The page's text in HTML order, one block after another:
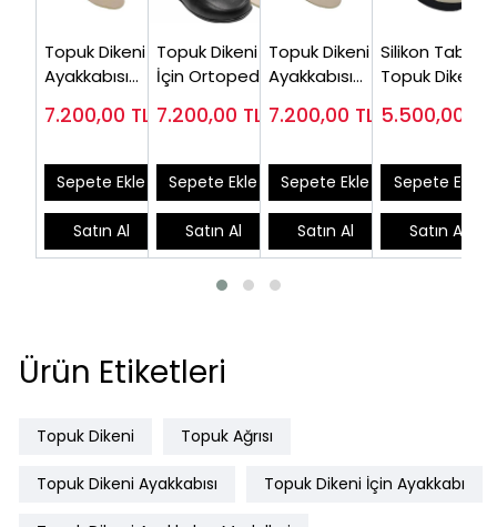
Topuk Dikeni
Ayakkabısı
EPTA01S (En
7.200,00 TL
Sepete Ekle
Satın Al
Topuk Dikeni
İçin Ortopedik
Kadın Siyah
7.200,00 TL
Sepete Ekle
Satın Al
Topuk Dikeni
Ayakkabısı
EPTA-04S
7.200,00 TL
Sepete Ekle
Satın Al
Silikon Tabanlı
Topuk Dikeni
Terlik
5.500,00
Sepete Ekle
Satın Al
Ürün Etiketleri
Topuk Dikeni Topuk Ağrısı
Topuk Dikeni Ayakkabısı Topuk Dikeni İçin Ayakkabı